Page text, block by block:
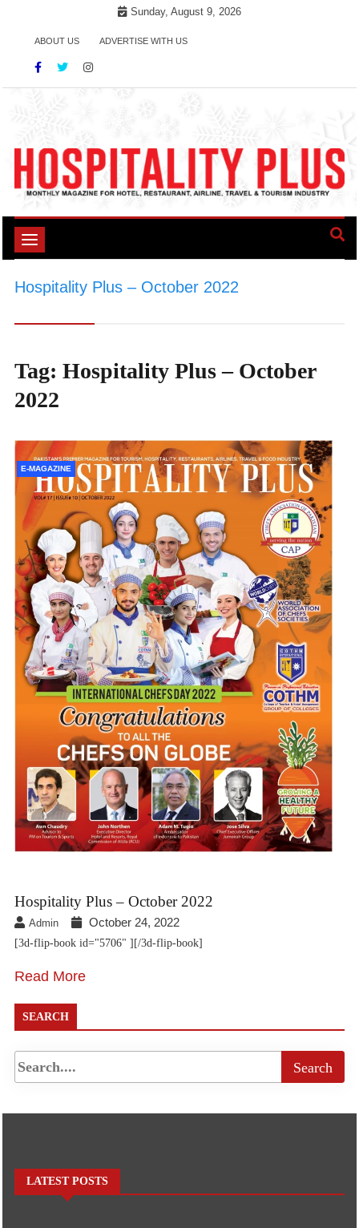
Sunday, August 9, 2026
ABOUT US ADVERTISE WITH US
Toggle
Hospitality Plus – October 2022
Tag: Hospitality Plus – October
2022
E-MAGAZINE
Hospitality Plus – October 2022
Admin October 24, 2022
[3d-flip-book id="5706" ][/3d-flip-book]
Read More
SEARCH
LATEST POSTS